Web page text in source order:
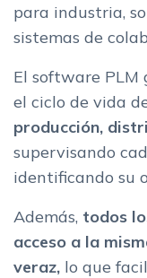
para industria,
sistemas de
El software
el ciclo de vida
producción,
supervisando
identificando su
Además, todos
acceso a la
veraz, lo que